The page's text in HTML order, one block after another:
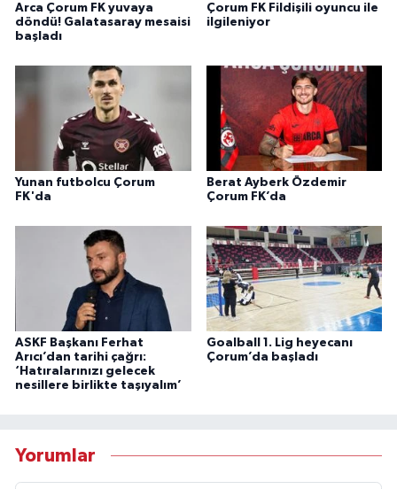
Arca Çorum FK yuvaya
döndü! Galatasaray mesaisi
başladı
Çorum FK Fildişili oyuncu ile
ilgileniyor
Yunan futbolcu Çorum
FK'da
Berat Ayberk Özdemir
Çorum FK’da
ASKF Başkanı Ferhat
Arıcı’dan tarihi çağrı:
‘Hatıralarınızı gelecek
nesillere birlikte taşıyalım’
Goalball 1. Lig heyecanı
Çorum’da başladı
Yorumlar